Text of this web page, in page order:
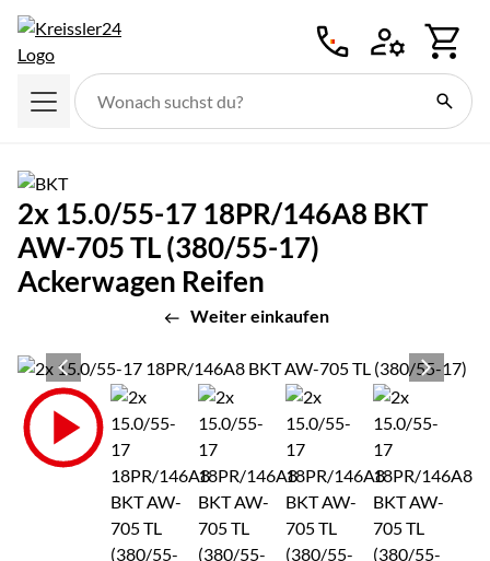
2x 15.0/55-17 18PR/146A8 BKT
AW-705 TL (380/55-17)
Ackerwagen Reifen
Weiter einkaufen
Produktgalerie
Zur Kaufbox springen